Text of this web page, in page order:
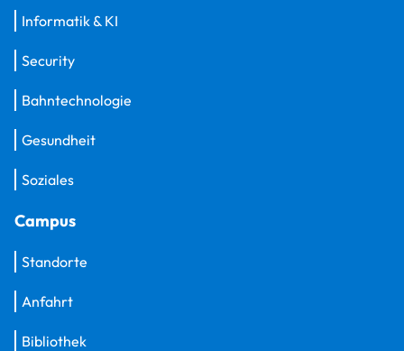
Informatik & KI
Security
Bahntechnologie
Gesundheit
Soziales
Campus
Standorte
Anfahrt
Bibliothek